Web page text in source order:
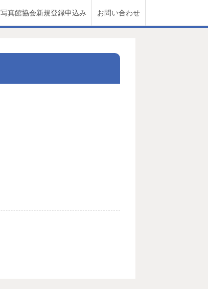
写真館協会新規登録申込み お問い合わせ